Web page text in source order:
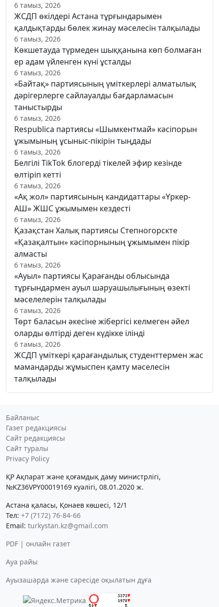
6 тамыз, 2026
ЖСДП өкілдері Астана тұрғындарымен
қалдықтарды бөлек жинау мәселесін талқылады
6 тамыз, 2026
Көкшетауда түрмеден шыққанына көп болмаған
ер адам үйленген күні ұсталды
6 тамыз, 2026
«Байтақ» партиясының үміткерлері алматылық
дәрігерлерге сайлауалды бағдарламасын
таныстырды
6 тамыз, 2026
Respublica партиясы «Шымкентмай» кәсіпорын
ұжымының ұсыныс-пікірін тыңдады
6 тамыз, 2026
Белгілі TikTok блогерді тікелей эфир кезінде
өлтіріп кетті
6 тамыз, 2026
«Ақ жол» партиясының кандидаттары «Үркер-
АШ» ЖШС ұжымымен кездесті
6 тамыз, 2026
Қазақстан Халық партиясы Степногорскте
«Қазақалтын» кәсіпорнының ұжымымен пікір
алмасты
6 тамыз, 2026
«Ауыл» партиясы Қарағанды облысында
тұрғындармен ауыл шаруашылығының өзекті
мәселелерін талқылады
6 тамыз, 2026
Төрт баласын әкесіне жібергісі келмеген әйел
оларды өлтірді деген күдікке ілінді
6 тамыз, 2026
ЖСДП үміткері қарағандылық студенттермен жас
мамандарды жұмыспен қамту мәселесін
талқылады
Байланыс
Газет редакциясы
Сайт редакциясы
Сайт туралы
Privacy Policy
ҚР Ақпарат және қоғамдық даму министрлігі,
№KZ36VPY00019169 куәлігі, 08.01.2020 ж.
Астана қаласы, Қонаев көшесі, 12/1
Тел: +7 (7172) 76-84-66
Email: turkystan.kz@gmail.com
PDF | онлайн газет
Ауа райы
Ауызашарда және сәресіде оқылатын дұға